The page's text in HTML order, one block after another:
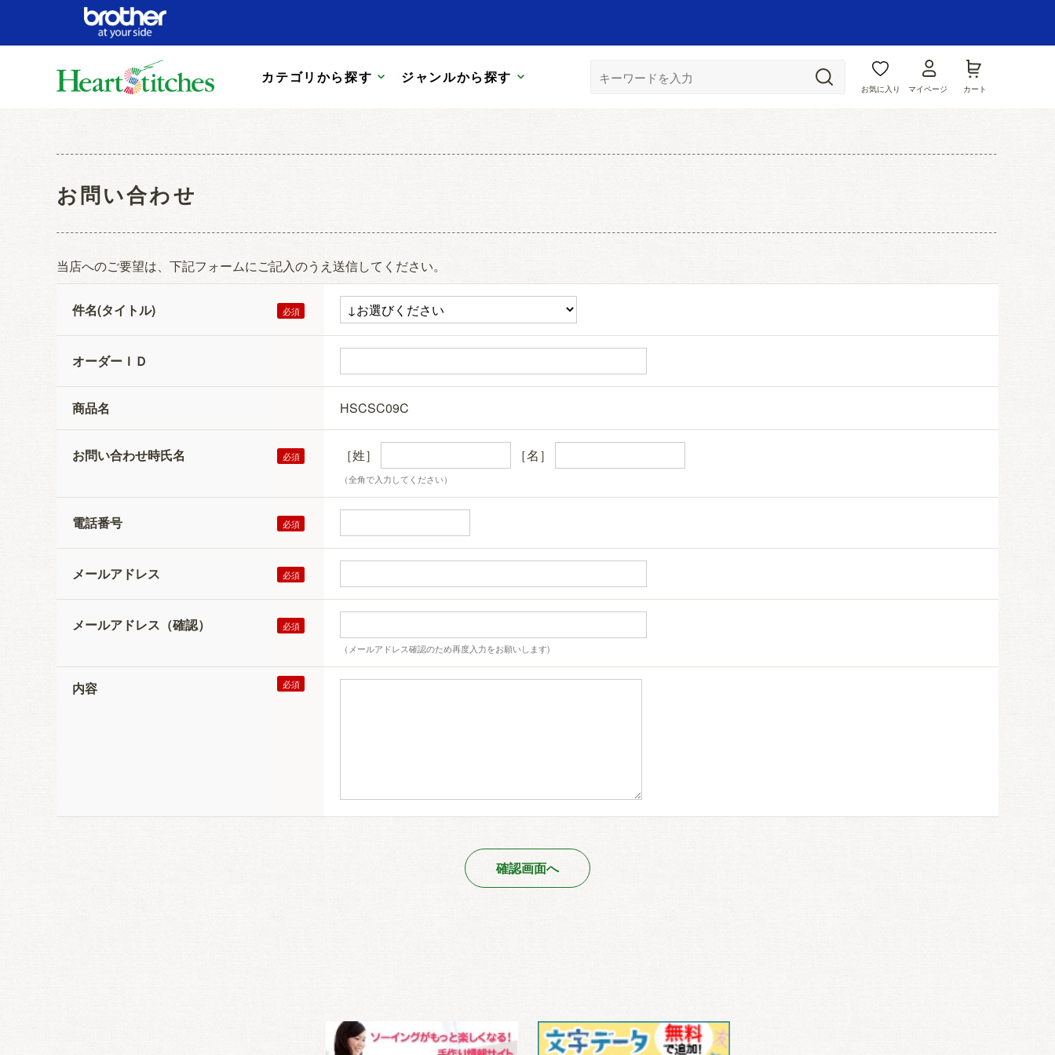
カテゴリから探す ジャンルから探す
お気に入り マイページ カート
お問い合わせ
当店へのご要望は、下記フォームにご記入のうえ送信してください。
件名(タイトル)
オーダーＩＤ
商品名 HSCSC09C
お問い合わせ時氏名 ［姓］ ［名］
（全角で入力してください）
電話番号
メールアドレス
メールアドレス（確認）
（メールアドレス確認のため再度入力をお願いします)
内容